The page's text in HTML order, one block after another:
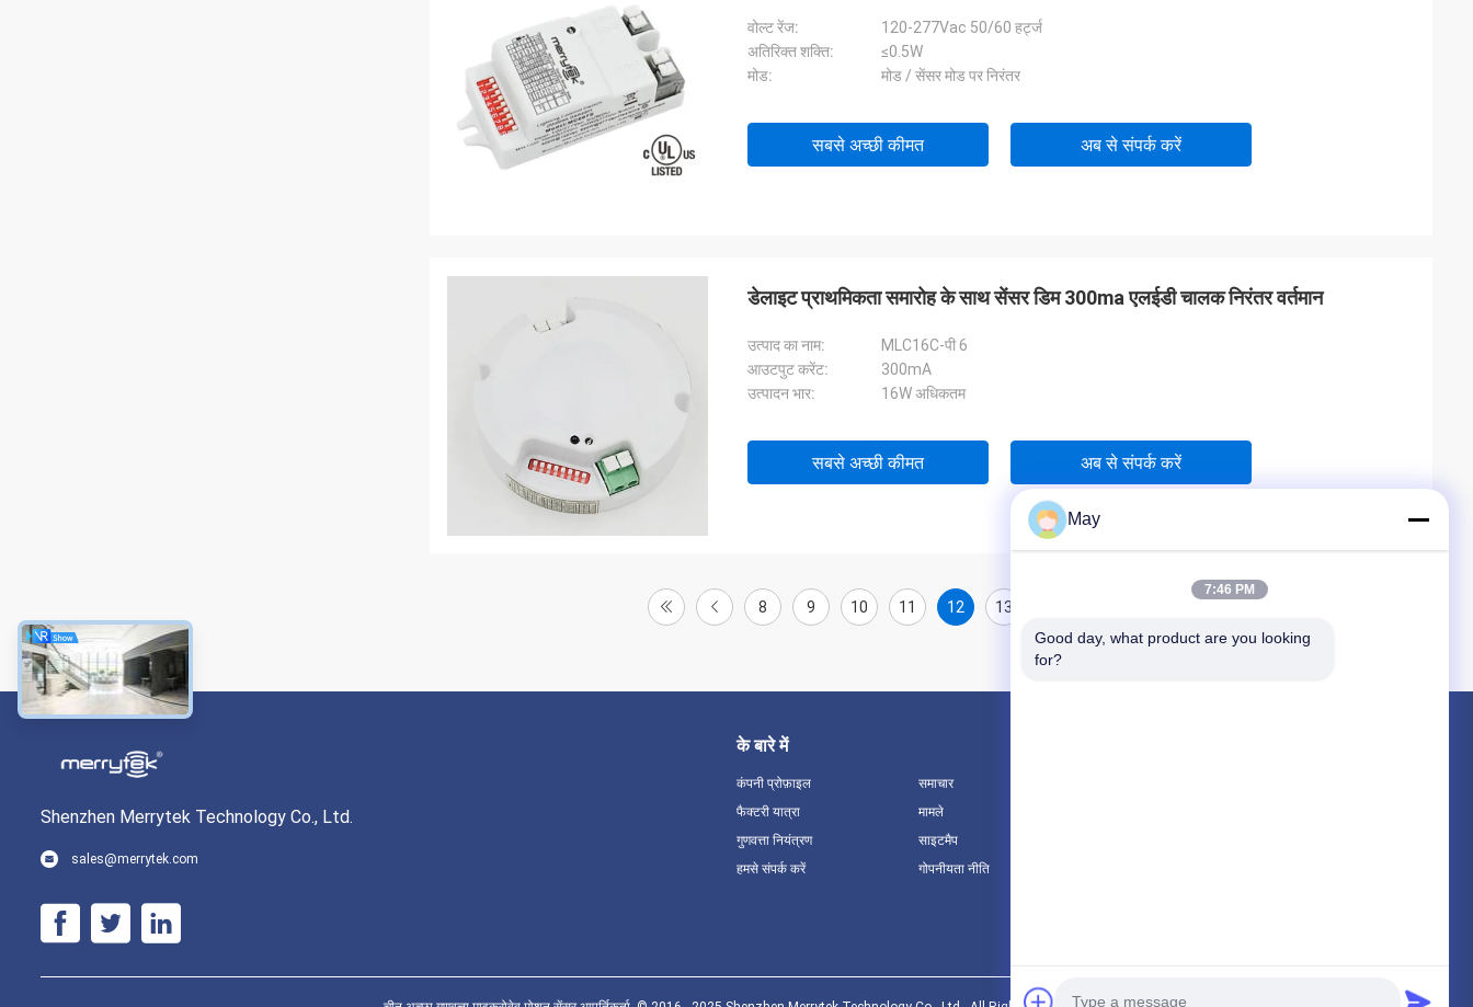
वोल्ट रेंज:
120-277Vac 50/60 हर्ट्ज
अतिरिक्त शक्ति:
≤0.5W
मोड:
मोड / सेंसर मोड पर निरंतर
सबसे अच्छी कीमत अब से संपर्क करें
डेलाइट प्राथमिकता समारोह के साथ सेंसर डिम 300ma एलईडी चालक निरंतर वर्तमान
उत्पाद का नाम:
MLC16C-पी 6
आउटपुट करेंट:
300mA
उत्पादन भार:
16W अधिकतम
सबसे अच्छी कीमत अब से संपर्क करें
8 9 10 11 12 13
Shenzhen Merrytek Technology Co., Ltd.
sales@merrytek.com
के बारे में
कंपनी प्रोफ़ाइल
फैक्टरी यात्रा
गुणवत्ता नियंत्रण
हमसे संपर्क करें
समाचार
मामले
साइटमैप
गोपनीयता नीति
May
7:46 PM
Good day, what product are you looking
for?